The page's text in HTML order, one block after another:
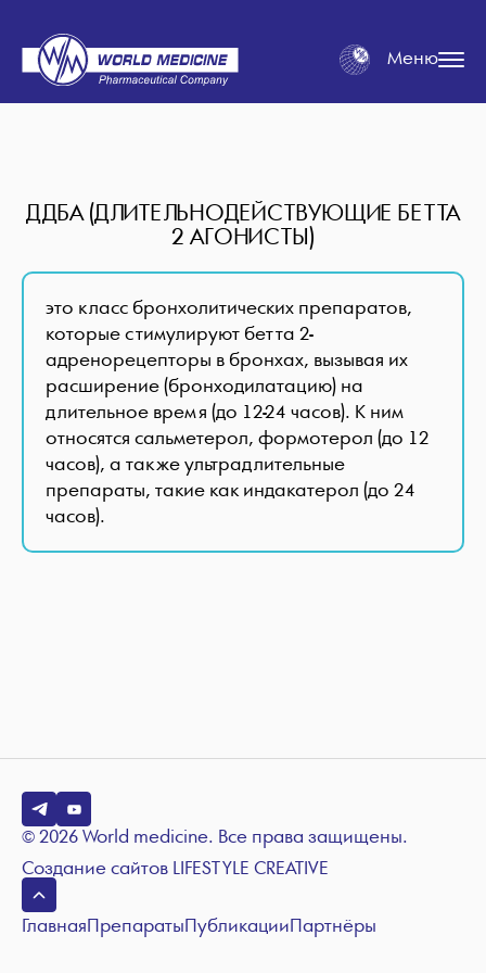
Меню
ДДБА (ДЛИТЕЛЬНОДЕЙСТВУЮЩИЕ БЕТТА
2 АГОНИСТЫ)
это класс бронхолитических препаратов,
которые стимулируют бетта 2-
адренорецепторы в бронхах, вызывая их
расширение (бронходилатацию) на
длительное время (до 12-24 часов). К ним
относятся сальметерол, формотерол (до 12
часов), а также ультрадлительные
препараты, такие как индакатерол (до 24
часов).
© 2026 World medicine. Все права защищены.
Создание сайтов LIFESTYLE CREATIVE
ГлавнаяПрепаратыПубликацииПартнёры